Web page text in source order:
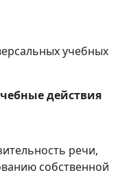
учебных
действия
речи,
собственной